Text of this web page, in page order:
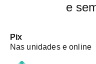
e
Pix
Nas unidades e online